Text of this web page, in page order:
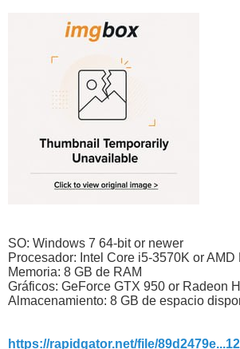
SO: Windows 7 64-bit or newer
Procesador: Intel Core i5-3570K or AMD
Memoria: 8 GB de RAM
Gráficos: GeForce GTX 950 or Radeon
Almacenamiento: 8 GB de espacio
https://rapidgator.net/file/